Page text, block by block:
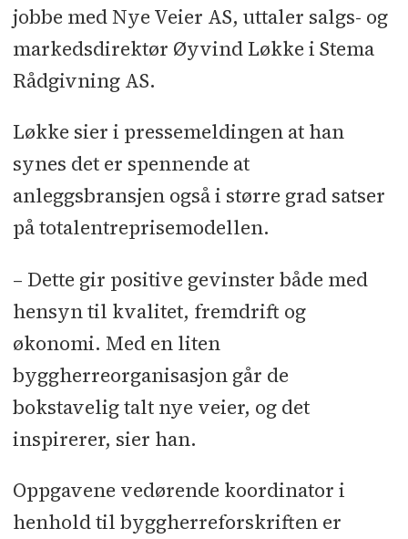
jobbe med Nye Veier AS, uttaler salgs- og
markedsdirektør Øyvind Løkke i Stema
Rådgivning AS.
Løkke sier i pressemeldingen at han
synes det er spennende at
anleggsbransjen også i større grad satser
på totalentreprisemodellen.
– Dette gir positive gevinster både med
hensyn til kvalitet, fremdrift og
økonomi. Med en liten
byggherreorganisasjon går de
bokstavelig talt nye veier, og det
inspirerer, sier han.
Oppgavene vedørende koordinator i
henhold til byggherreforskriften er